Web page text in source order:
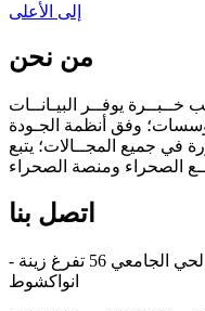
إلى الأعلى
من نحن
خــبــرة يوفــر البيـانــات
وفق أنظمة الجـودة
في جميع المجــالات؛ يتبع
اتصل بنا
المقر: شارع نيلسون مانيدلا - الحي الجامعي 56 تفرغ زينة -